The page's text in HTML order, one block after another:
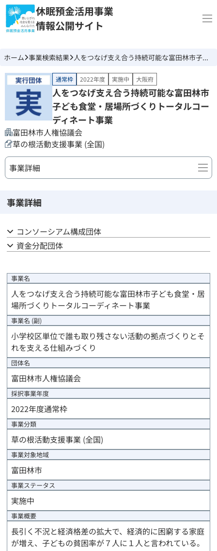
休眠預金活用事業
情報公開サイト
ホーム 事業検索結果 人をつなげ支え合う持続可能な富田林市子ども食堂・居場所づくりトータルコーディネート事業
通常枠 2022年度 実施中 大阪府
人をつなげ支え合う持続可能な富田林市
子ども食堂・居場所づくりトータルコー
ディネート事業
富田林市人権協議会
草の根活動支援事業 (全国)
事業詳細
事業計画
資金計画
中間評価報告
事後評価報告
進捗/年度末報告
事業完了報告
事業完了時精算報告
事業詳細
コンソーシアム構成団体
資金分配団体
事業名
人をつなげ支え合う持続可能な富田林市子ども食堂・居
場所づくりトータルコーディネート事業
事業名 (副)
小学校区単位で誰も取り残さない活動の拠点づくりとそ
れを支える仕組みづくり
団体名
富田林市人権協議会
採択事業年度
2022年度通常枠
事業分類
草の根活動支援事業 (全国)
事業対象地域
富田林市
事業ステータス
実施中
事業概要
長引く不況と経済格差の拡大で、経済的に困窮する家庭
が増え、子どもの貧困率が７人に１人と言われている。